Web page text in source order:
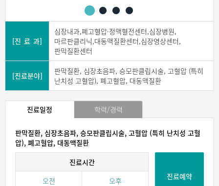
[진 료 과]
심장내과,폐고혈압·정맥혈전센터,심장병원,
마르판클리닉,대동맥질환센터,심장영상센터,
판막질환센터
[진료분야]
판막질환, 심장초음파, 승모판클립시술, 고혈압 (특히
난치성 고혈압), 폐고혈압, 대동맥질환
진료일정 학력/경력
판막질환, 심장초음파, 승모판클립시술, 고혈압 (특히 난치성 고혈
압), 폐고혈압, 대동맥질환
진료시간
오전
오후
진료예약